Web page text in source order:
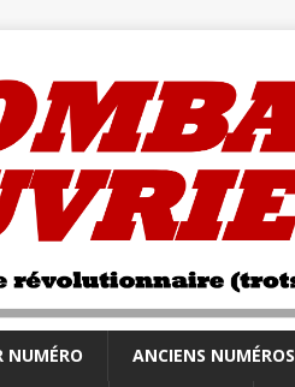
NUMÉRO ANCIENS NUMÉROS